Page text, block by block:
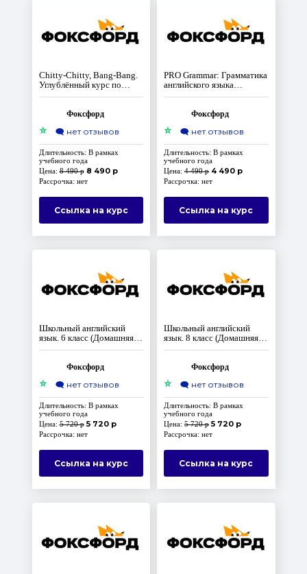
Chitty-Chitty, Bang-Bang.
Углублённый курс по
английскому языку для 5-6
Фоксфорд
⭐ 🗨️ нет отзывов
Длительность: В рамках
учебного года
Цена:8 490 р 8 490 р
Рассрочка: нет
Ссылка на курс
PRO Grammar: Грамматика
английского языка
базового уровня
Фоксфорд
⭐ 🗨️ нет отзывов
Длительность: В рамках
учебного года
Цена: 4 490 р 4 490 р
Рассрочка: нет
Ссылка на курс
Школьный английский
язык. 6 класс (Домашняя
школа)
Фоксфорд
⭐ 🗨️ нет отзывов
Длительность: В рамках
учебного года
Цена:5 720 р 5 720 р
Рассрочка: нет
Ссылка на курс
Школьный английский
язык. 8 класс (Домашняя
школа)
Фоксфорд
⭐ 🗨️ нет отзывов
Длительность: В рамках
учебного года
Цена: 5 720 р 5 720 р
Рассрочка: нет
Ссылка на курс